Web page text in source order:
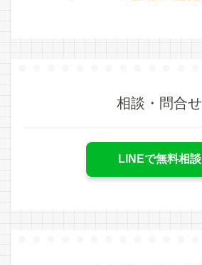
相談・問合せ
LINEで無料相談